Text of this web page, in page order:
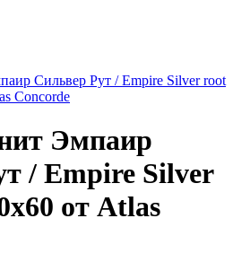
Сильвер Рут / Empire Silver root
Concorde
Эмпаир
/ Empire Silver
от Atlas